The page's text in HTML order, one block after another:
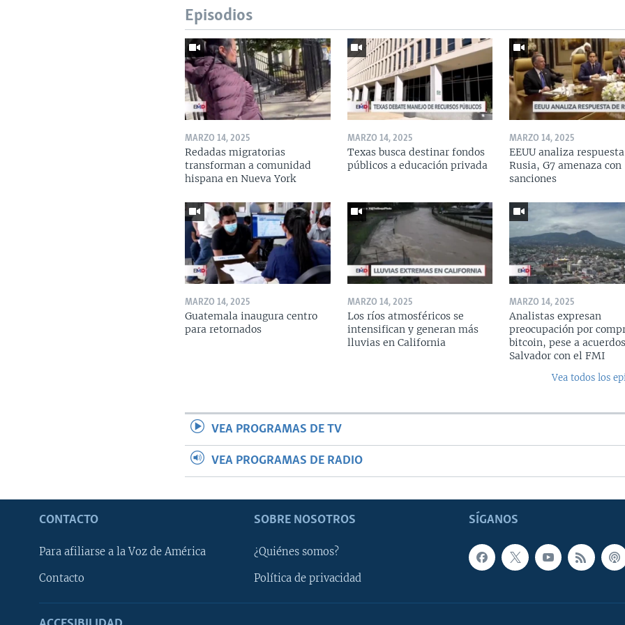
Episodios
MARZO 14, 2025
Redadas migratorias
transforman a comunidad
hispana en Nueva York
MARZO 14, 2025
Texas busca destinar fondos
públicos a educación privada
MARZO 14, 2025
EEUU analiza
Rusia, G7 amenaza con
sanciones
MARZO 14, 2025
Guatemala inaugura centro
para retornados
MARZO 14, 2025
Los ríos atmosféricos se
intensifican y generan más
lluvias en California
MARZO 14, 2025
Analistas expresan
preocupación por
bitcoin, pese a
Salvador con el FMI
Vea todos los
VEA PROGRAMAS DE TV
VEA PROGRAMAS DE RADIO
SÍGANOS
CONTACTO
Para afiliarse a la Voz de América
Contacto
SOBRE NOSOTROS
¿Quiénes somos?
Política de privacidad